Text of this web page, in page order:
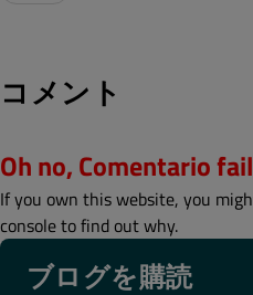
コメント
Oh no, Comentario
If you own this website, you
console to find out why.
ブログを購読